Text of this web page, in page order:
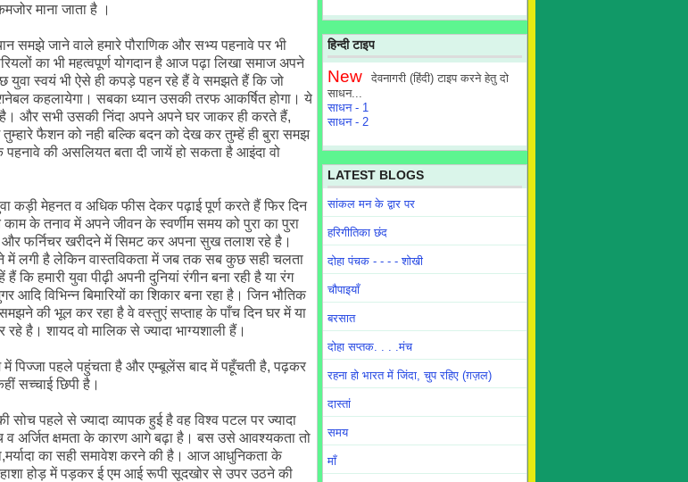
माना जाता है ।
जाने वाले हमारे पौराणिक और सभ्य पहनावे पर भी
का भी महत्वपूर्ण योगदान है आज पढ़ा लिखा समाज अपने
स्वयं भी ऐसे ही कपड़े पहन रहे हैं वे समझते हैं कि जो
कहलायेगा। सबका ध्यान उसकी तरफ आकर्षित होगा। ये
और सभी उसकी निंदा अपने अपने घर जाकर ही करते हैं,
तुम्हारे फैशन को नही बल्कि बदन को देख कर तुम्हें ही बुरा समझ
की असलियत बता दी जायें हो सकता है आइंदा वो
मेहनत व अधिक फीस देकर पढ़ाई पूर्ण करते हैं फिर दिन
के तनाव में अपने जीवन के स्वर्णीम समय को पुरा का पुरा
फर्निचर खरीदने में सिमट कर अपना सुख तलाश रहे है।
में लगी है लेकिन वास्तविकता में जब तक सब कुछ सही चलता
हमारी युवा पीढ़ी अपनी दुनियां रंगीन बना रही है या रंग
आदि विभिन्न बिमारियों का शिकार बना रहा है। जिन भौतिक
की भूल कर रहा है वे वस्तुएं सप्ताह के पाँच दिन घर में या
है। शायद वो मालिक से ज्यादा भाग्यशाली हैं।
पहले पहुंचता है और एम्बूलेंस बाद में पहूँचती है, पढ़कर
सच्चाई छिपी है।
पहले से ज्यादा व्यापक हुई है वह विश्व पटल पर ज्यादा
अर्जित क्षमता के कारण आगे बढ़ा है। बस उसे आवश्यकता तो
का सही समावेश करने की है। आज आधुनिकता के
होड़ में पड़कर ई एम आई रूपी सूदखोर से उपर उठने की
हिन्दी टाइप
New
देवनागरी (हिंदी) टाइप करने हेतु दो
साधन...
साधन - 1
साधन - 2
LATEST BLOGS
सांकल मन के द्वार पर
हरिगीतिका छंद
दोहा पंचक - - - - शोखी
चौपाइयाँ
बरसात
दोहा सप्तक. . . .मंच
रहना हो भारत में जिंदा, चुप रहिए (ग़ज़ल)
दास्तां
समय
माँ